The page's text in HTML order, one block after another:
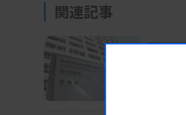
先進医療のうち、検査関
叢検査2」の9131件で、「
（5252件）、「子宮内膜受
関連記事